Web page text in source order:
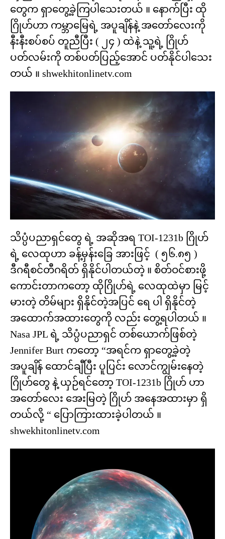
တွေက ရှာတွေ့ခဲ့ကြပါသေးတယ် ။ နောက်ပြီး ထို
ဂြိုဟ်ဟာ ကမ္ဘာမြေရဲ့ အပူချိန်နဲ့ အတော်လေးကို
နီးနီးစပ်စပ် တူညီပြီး ( ၂၄ ) ထဲနဲ့ သူ့ရဲ့ ဂြိုဟ်
ပတ်လမ်းကို တစ်ပတ်ပြည့်အောင် ပတ်နိုင်ပါသေး
တယ် ။ shwekhitonlinetv.com
သိပ္ပံပညာရှင်တွေ ရဲ့ အဆိုအရ TOI-1231b ဂြိုဟ်
ရဲ့ လေထုဟာ ခန့်မှန်းခြေ အားဖြင့် ( ၅၆.၈၅ )
ဒီဂရီစင်တီဂရိတ် ရှိနိုင်ပါတယ်တဲ့ ။ စိတ်ဝင်စားဖို့
ကောင်းတာကတော့ ထိုဂြိုဟ်ရဲ့ လေထုထဲမှာ မြင့်
မားတဲ့ တိမ်များ ရှိနိုင်တဲ့အပြင် ရေ ပါ ရှိနိုင်တဲ့
အထောက်အထားတွေကို လည်း တွေ့ရပါတယ် ။
Nasa JPL ရဲ့ သိပ္ပံပညာရှင် တစ်ယောက်ဖြစ်တဲ့
Jennifer Burt ကတော့ “အရင်က ရှာတွေ့ခဲ့တဲ့
အပူချိန် ထောင်ချီပြီး ပူပြင်း လောင်ကျွမ်းနေတဲ့
ဂြိုဟ်တွေ နဲ့ ယှဉ်ရင်တော့ TOI-1231b ဂြိုဟ် ဟာ
အတော်လေး အေးမြတဲ့ ဂြိုဟ် အနေအထားမှာ ရှိ
တယ်လို့ “ ပြောကြားထားခဲ့ပါတယ် ။
shwekhitonlinetv.com